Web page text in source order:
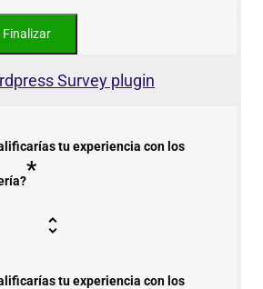
Survey plugin
tu experiencia con los
*
tu experiencia con los